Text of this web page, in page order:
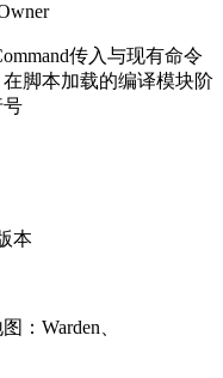
传入与现有命令
脚本加载的编译模块阶
号
本
Warden、